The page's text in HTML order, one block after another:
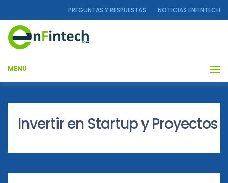
PREGUNTAS Y RESPUESTAS NOTICIAS ENFINTECH
MENU
Invertir en Startup y Proyectos